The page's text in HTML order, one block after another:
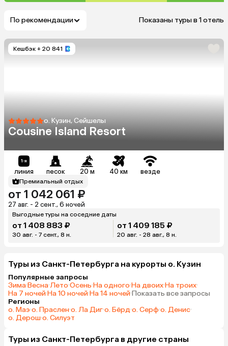
По рекомендации Показаны туры в 1 отель
Кешбэк + 20 841
о. Кузин, Сейшелы
Cousine Island Resort
линия песок 20 м 40 км везде
Премиальный отдых
от 1 042 061 ₽
27 авг. - 2 сент., 6 ночей
Выгодные туры на соседние даты
от 1 408 883 ₽
30 авг. - 7 сент., 8 н.
от 1 409 185 ₽
20 авг. - 28 авг., 8 н.
Туры из Санкт-Петербурга на курорты о. Кузин
Популярные запросы
Зима·Весна·Лето·Осень·На одного·На двоих·На троих·
На 7 ночей·На 10 ночей·На 14 ночей·Показать все запросы
Регионы
о. Маэ·о. Праслен·о. Ла Диг·о. Бёрд·о. Серф·о. Денис·
о. Дерош·о. Силуэт
Туры из Санкт-Петербурга в другие страны